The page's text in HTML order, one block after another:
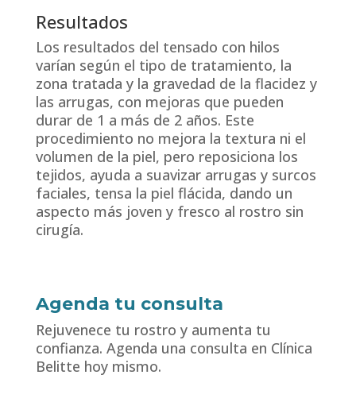
Resultados
Los resultados del tensado con hilos
varían según el tipo de tratamiento, la
zona tratada y la gravedad de la flacidez y
las arrugas, con mejoras que pueden
durar de 1 a más de 2 años. Este
procedimiento no mejora la textura ni el
volumen de la piel, pero reposiciona los
tejidos, ayuda a suavizar arrugas y surcos
faciales, tensa la piel flácida, dando un
aspecto más joven y fresco al rostro sin
cirugía.
Agenda tu consulta
Rejuvenece tu rostro y aumenta tu
confianza. Agenda una consulta en Clínica
Belitte hoy mismo.